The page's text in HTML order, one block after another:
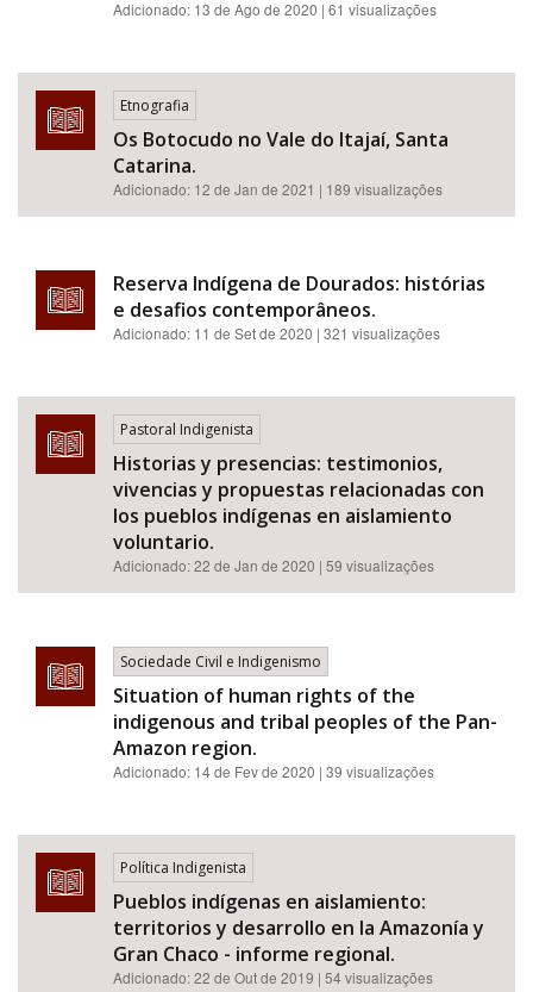
Adicionado: 13 de Ago de 2020 | 61 visualizações
Etnografia
Os Botocudo no Vale do Itajaí, Santa
Catarina.
Adicionado: 12 de Jan de 2021 | 189 visualizações
Reserva Indígena de Dourados: histórias
e desafios contemporâneos.
Adicionado: 11 de Set de 2020 | 321 visualizações
Pastoral Indigenista
Historias y presencias: testimonios,
vivencias y propuestas relacionadas con
los pueblos indígenas en aislamiento
voluntario.
Adicionado:22 de Jan de 2020 | 59 visualizações
Sociedade Civil e Indigenismo
Situation of human rights of the
indigenous and tribal peoples of the Pan-
Amazon region.
Adicionado: 14 de Fev de 2020 | 39 visualizações
Política Indigenista
Pueblos indígenas en aislamiento:
territorios y desarrollo en la Amazonía y
Gran Chaco - informe regional.
Adicionado:22 de Out de 2019 | 54 visualizações